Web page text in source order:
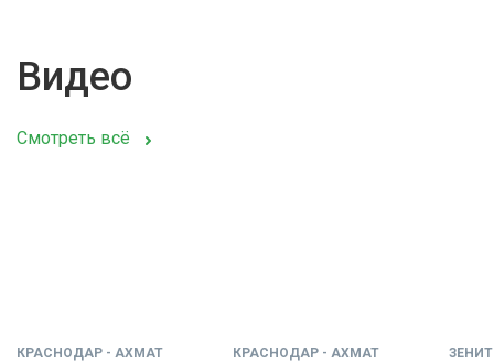
Видео
Смотреть всё
КРАСНОДАР - АХМАТ КРАСНОДАР - АХМАТ